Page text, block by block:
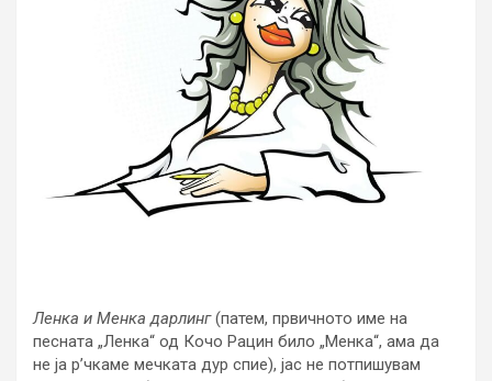
Ленка и Менка дарлинг(патем, првичното име на
песната „Ленка“ од Кочо Рацин било „Менка“, ама да
не ја р’чкаме мечката дур спие), јас не потпишувам